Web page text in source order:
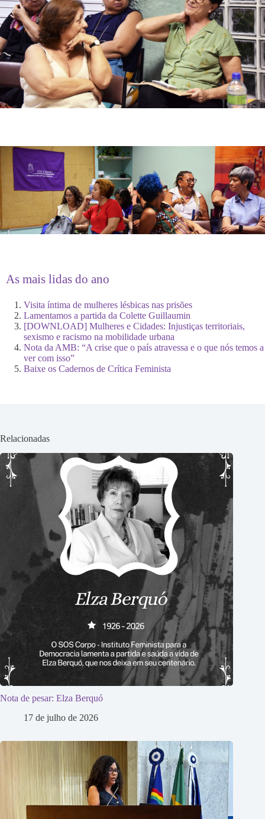
As mais lidas do ano
Visita íntima de mulheres lésbicas nas prisões
Lamentamos a partida da Colette Guillaumin
[DOWNLOAD] Mulheres e Cidades: Injustiças territoriais,
sexismo e racismo na mobilidade urbana
Nota da AMB: “A crise que o país atravessa e o que nós temos a
ver com isso”
Baixe os Cadernos de Crítica Feminista
Relacionadas
Nota de pesar: Elza Berquó
17 de julho de 2026